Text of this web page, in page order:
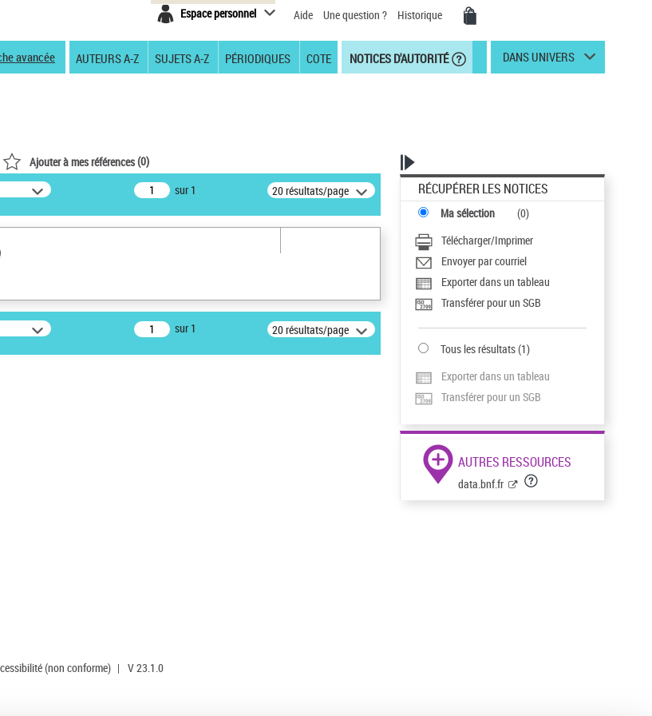
Espace personnel Aide Une question ? Historique
avancée AUTEURS A-Z SUJETS A-Z PÉRIODIQUES COTE NOTICES D'AUTORITÉ DANS UNIVERS
Ajouter à mes références(0)
sur 1 20 résultats/page
sur 1 20 résultats/page
RÉCUPÉRER LES NOTICES
Ma sélection (0)
Télécharger/Imprimer
Envoyer par courriel
Exporter dans un tableau
Transférer pour un SGB
Tous les résultats(1)
Exporter dans un tableau
Transférer pour un SGB
AUTRES RESSOURCES
data.bnf.fr
(non conforme) | V 23.1.0